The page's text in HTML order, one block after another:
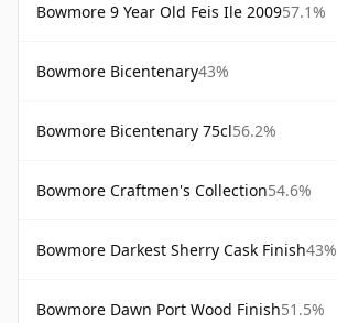
Bowmore 9 Year Old Feis Ile 200957.1%
Bowmore Bicentenary43%
Bowmore Bicentenary 75cl56.2%
Bowmore Craftmen's Collection54.6%
Bowmore Darkest Sherry Cask Finish43%
Bowmore Dawn Port Wood Finish51.5%